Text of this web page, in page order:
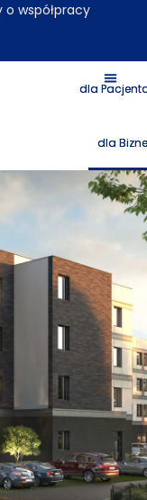
współpracy
dla
dla